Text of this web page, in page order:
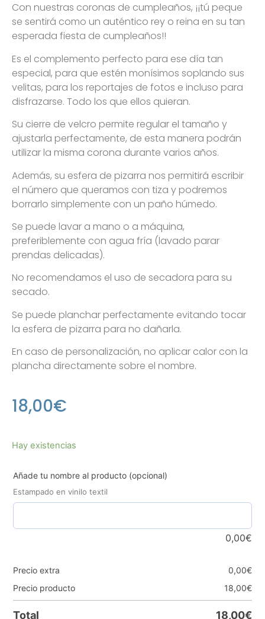
Con nuestras coronas de cumpleaños, ¡¡tú peque
se sentirá como un auténtico rey o reina en su tan
esperada fiesta de cumpleaños!!
Es el complemento perfecto para ese día tan
especial, para que estén monísimos soplando sus
velitas, para los reportajes de fotos e incluso para
disfrazarse. Todo los que ellos quieran.
Su cierre de velcro permite regular el tamaño y
ajustarla perfectamente, de esta manera podrán
utilizar la misma corona durante varios años.
Además, su esfera de pizarra nos permitirá escribir
el número que queramos con tiza y podremos
borrarlo simplemente con un paño húmedo.
Se puede lavar a mano o a máquina,
preferiblemente con agua fría (lavado parar
prendas delicadas).
No recomendamos el uso de secadora para su
secado.
Se puede planchar perfectamente evitando tocar
la esfera de pizarra para no dañarla.
En caso de personalización, no aplicar calor con la
plancha directamente sobre el nombre.
18,00€
Hay existencias
Añade tu nombre al producto (opcional)
Estampado en vinilo textil
0,00€
Precio extra 0,00€
Precio producto
18,00€
Total 18,00€